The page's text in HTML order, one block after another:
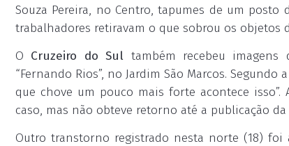
Souza Pereira, no Centro, tapumes de um
trabalhadores retiravam o que sobrou os objetos
O Cruzeiro do Sul também recebeu
“Fernando Rios”, no Jardim São Marcos.
que chove um pouco mais forte acontece
caso, mas não obteve retorno até a publicação
Outro transtorno registrado nesta norte (18)